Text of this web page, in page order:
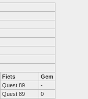
Fiets
Gem
Quest 89
-
Quest 89
0